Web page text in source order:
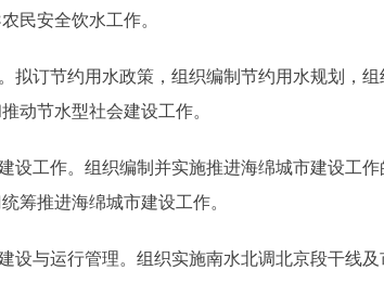
民安全饮水工作。
订节约用水政策，组织编制节约用水规划，组
动节水型社会建设工作。
工作。组织编制并实施推进海绵城市建设工作
筹推进海绵城市建设工作。
与运行管理。组织实施南水北调北京段干线及